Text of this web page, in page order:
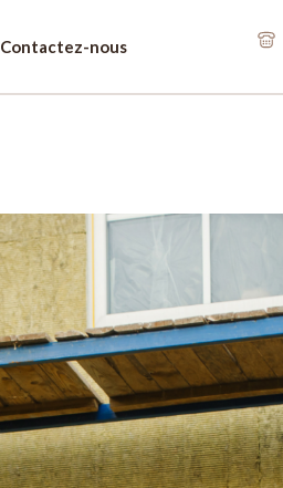
Contactez-nous